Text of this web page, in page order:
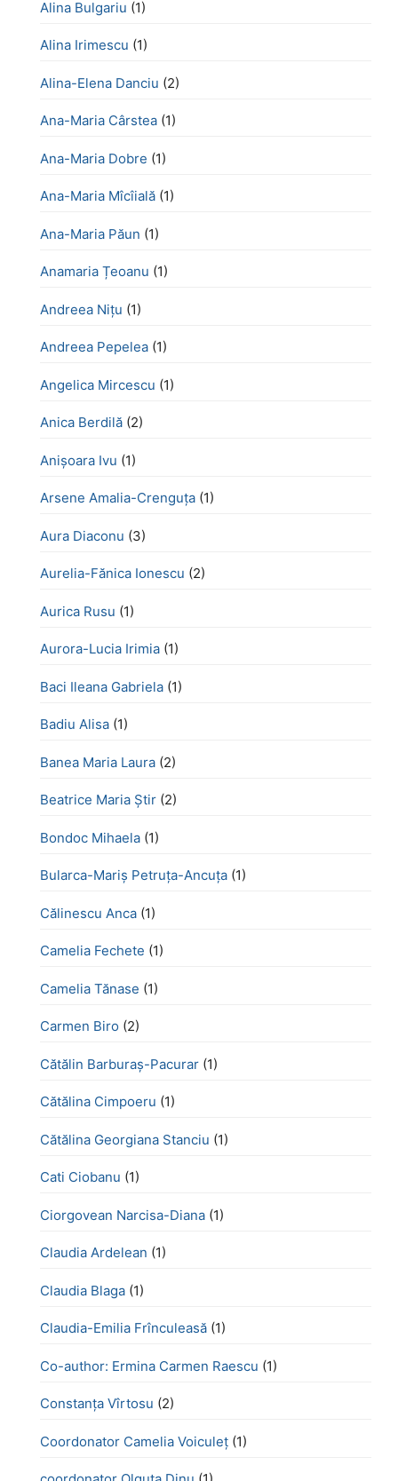
Alina Bulgariu (1)
Alina Irimescu (1)
Alina-Elena Danciu (2)
Ana-Maria Cârstea (1)
Ana-Maria Dobre (1)
Ana-Maria Mîcîială (1)
Ana-Maria Păun (1)
Anamaria Țeoanu (1)
Andreea Nițu (1)
Andreea Pepelea (1)
Angelica Mircescu (1)
Anica Berdilă (2)
Anișoara Ivu (1)
Arsene Amalia-Crenguța (1)
Aura Diaconu (3)
Aurelia-Fănica Ionescu (2)
Aurica Rusu (1)
Aurora-Lucia Irimia (1)
Baci Ileana Gabriela (1)
Badiu Alisa (1)
Banea Maria Laura (2)
Beatrice Maria Știr (2)
Bondoc Mihaela (1)
Bularca-Mariș Petruța-Ancuța (1)
Călinescu Anca (1)
Camelia Fechete (1)
Camelia Tănase (1)
Carmen Biro (2)
Cătălin Barburaș-Pacurar (1)
Cătălina Cimpoeru (1)
Cătălina Georgiana Stanciu (1)
Cati Ciobanu (1)
Ciorgovean Narcisa-Diana (1)
Claudia Ardelean (1)
Claudia Blaga (1)
Claudia-Emilia Frînculeasă (1)
Co-author: Ermina Carmen Raescu (1)
Constanța Vîrtosu (2)
Coordonator Camelia Voiculeț (1)